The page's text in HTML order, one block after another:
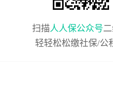
扫描人人保公众号
轻轻松松缴社保/公